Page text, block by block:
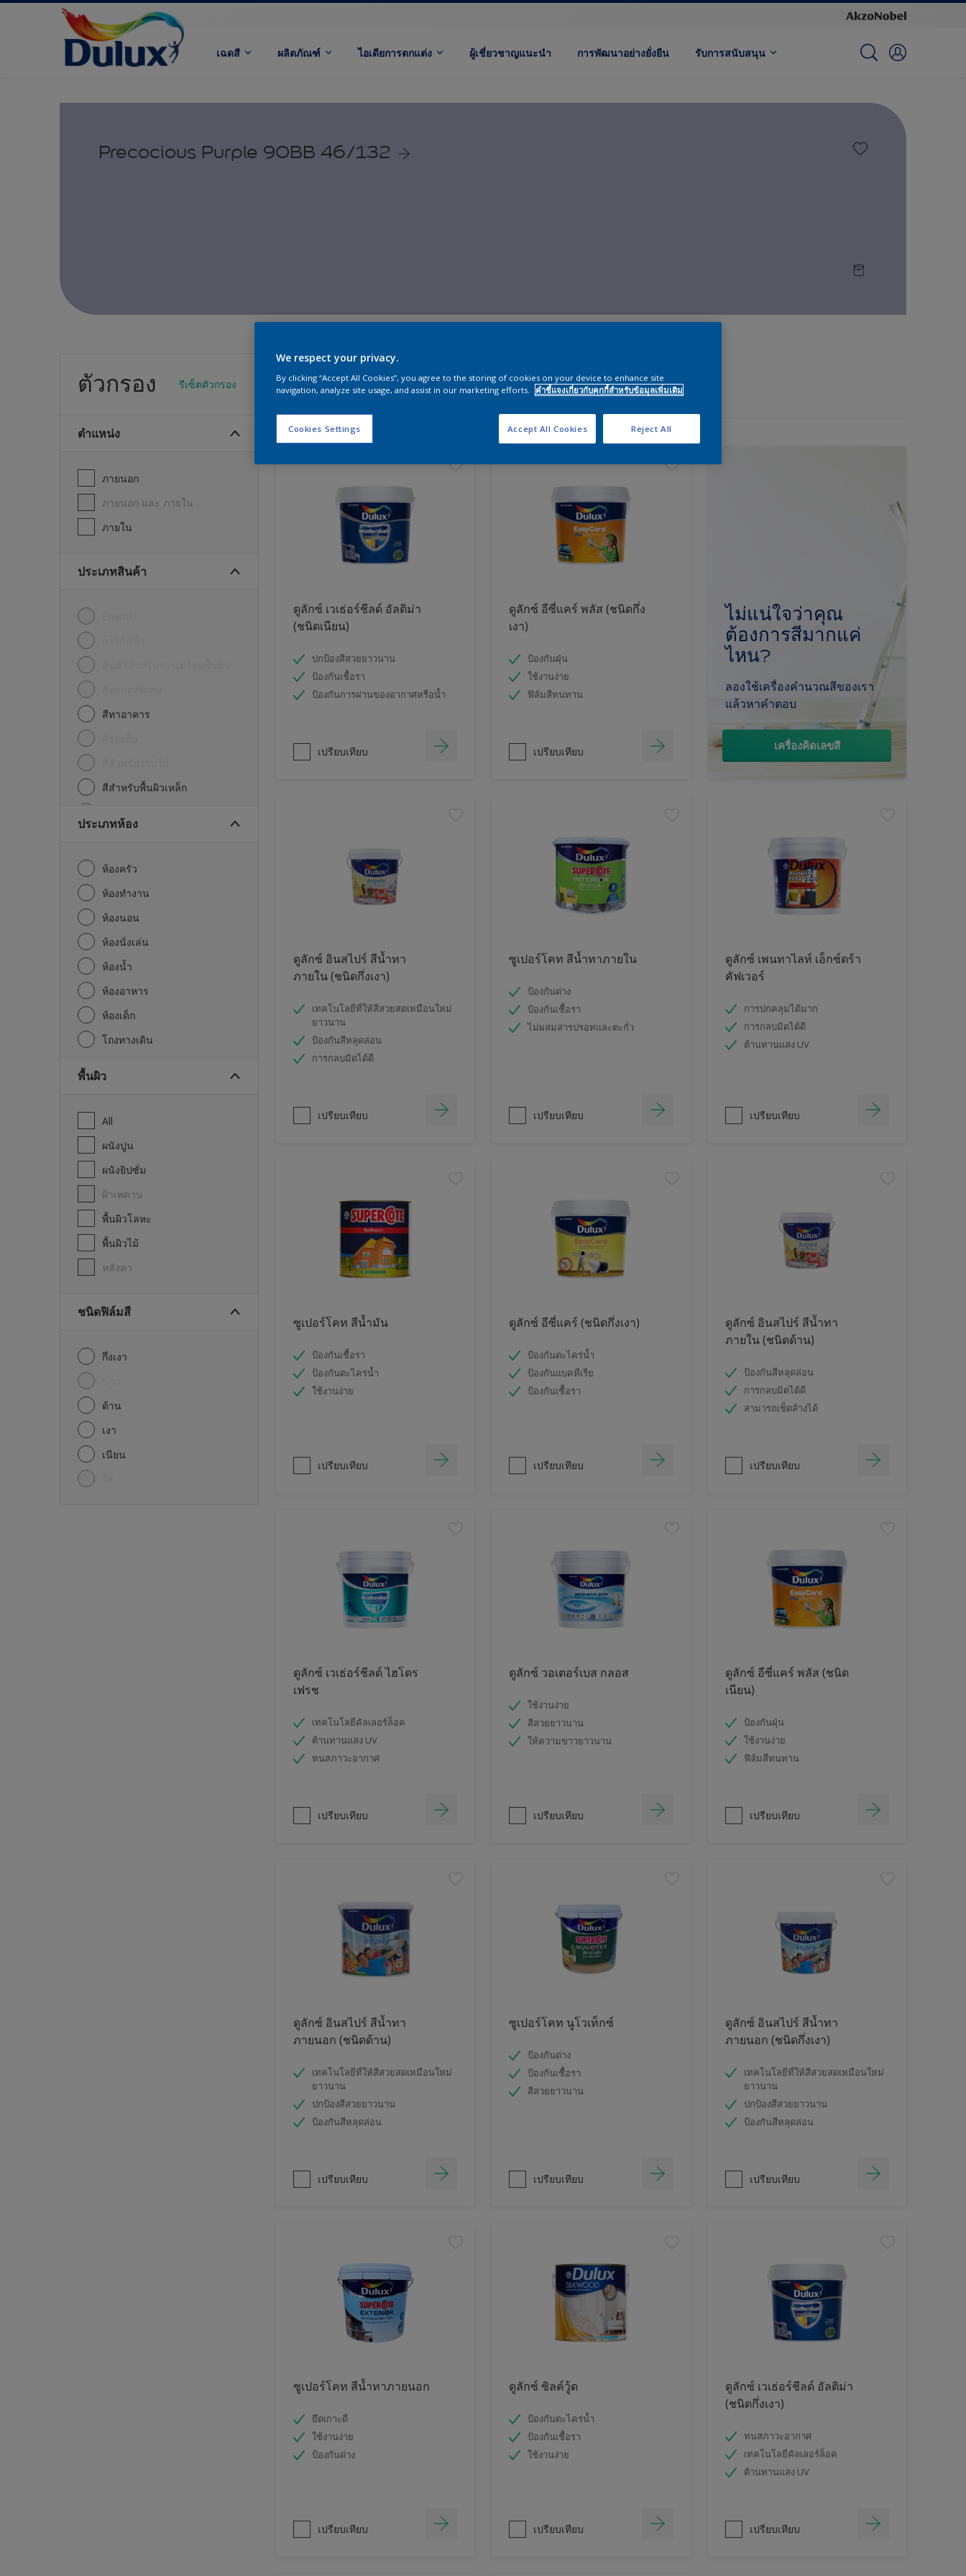
เฉดสี ผลิตภัณฑ์ ไอเดียการตกแต่ง ผู้เชี่ยวชาญแนะนำ การพัฒนาอย่างยั่งยืน รับการสนับสนุน
Precocious Purple 90BB 46/132
ตัวกรอง รีเซ็ตตัวกรอง
ตำแหน่ง
ภายนอก
ภายนอก และ ภายใน
ภายใน
ประเภทสินค้า
สีทาอาคาร
สีสำหรับพื้นผิวเหล็ก
ประเภทห้อง
ห้องครัว
ห้องทำงาน
ห้องนอน
ห้องนั่งเล่น
ห้องน้ำ
ห้องอาหาร
ห้องเด็ก
โถงทางเดิน
พื้นผิว
All
ผนังปูน
ผนังยิปซั่ม
ฝ้าเพดาน
พื้นผิวโลหะ
พื้นผิวไม้
หลังคา
ชนิดฟิล์มสี
กึ่งเงา
ด้าน
เงา
เนียน
สีทาผนังและสีห้องนอน
ดูลักซ์ เวเธ่อร์ชีลด์ อัลติม่า
(ชนิดเนียน)
ปกป้องสีสวยยาวนาน
ป้องกันเชื้อรา
ป้องกันการผ่านของอากาศหรือน้ำ
เปรียบเทียบ
ดูลักซ์ อีซี่แคร์ พลัส (ชนิดกึ่ง
เงา)
ป้องกันฝุ่น
ใช้งานง่าย
ฟิล์มสีทนทาน
เปรียบเทียบ
ไม่แน่ใจว่าคุณ
ต้องการสีมากแค่
ไหน?
ลองใช้เครื่องคำนวณสีของเรา
แล้วหาคำตอบ
เครื่องคิดเลขสี
ดูลักซ์ อินสไปร์ สีน้ำทา
ภายใน (ชนิดกึ่งเงา)
เทคโนโลยีที่ให้สีสวยสดเหมือนใหม่
ยาวนาน
ป้องกันสีหลุดล่อน
การกลบมิดได้ดี
เปรียบเทียบ
ซูเปอร์โคท สีน้ำทาภายใน
ป้องกันด่าง
ป้องกันเชื้อรา
ไม่ผสมสารปรอทและตะกั่ว
เปรียบเทียบ
ดูลักซ์ เพนทาไลท์ เอ็กซ์ตร้า
คัฟเวอร์
การปกคลุมได้มาก
การกลบมิดได้ดี
ต้านทานแสง UV
เปรียบเทียบ
ซูเปอร์โคท สีน้ำมัน
ป้องกันเชื้อรา
ป้องกันตะไคร่น้ำ
ใช้งานง่าย
เปรียบเทียบ
ดูลักซ์ อีซี่แคร์ (ชนิดกึ่งเงา)
ป้องกันตะไคร่น้ำ
ป้องกันแบคทีเรีย
ป้องกันเชื้อรา
เปรียบเทียบ
ดูลักซ์ อินสไปร์ สีน้ำทา
ภายใน (ชนิดด้าน)
ป้องกันสีหลุดล่อน
การกลบมิดได้ดี
สามารถเช็ดล้างได้
เปรียบเทียบ
ดูลักซ์ เวเธ่อร์ชีลด์ ไฮโดร
เฟรช
เทคโนโลยีคัลเลอร์ล็อค
ต้านทานแสง UV
ทนสภาวะอากาศ
เปรียบเทียบ
ดูลักซ์ วอเตอร์เบส กลอส
ใช้งานง่าย
สีสวยยาวนาน
ให้ความขาวยาวนาน
เปรียบเทียบ
ดูลักซ์ อีซี่แคร์ พลัส (ชนิด
เนียน)
ป้องกันฝุ่น
ใช้งานง่าย
ฟิล์มสีทนทาน
เปรียบเทียบ
ดูลักซ์ อินสไปร์ สีน้ำทา
ภายนอก (ชนิดด้าน)
เทคโนโลยีที่ให้สีสวยสดเหมือนใหม่
ยาวนาน
ปกป้องสีสวยยาวนาน
ป้องกันสีหลุดล่อน
เปรียบเทียบ
ซูเปอร์โคท นูโวเท็กซ์
ป้องกันด่าง
ป้องกันเชื้อรา
สีสวยยาวนาน
เปรียบเทียบ
ดูลักซ์ อินสไปร์ สีน้ำทา
ภายนอก (ชนิดกึ่งเงา)
เทคโนโลยีที่ให้สีสวยสดเหมือนใหม่
ยาวนาน
ปกป้องสีสวยยาวนาน
ป้องกันสีหลุดล่อน
เปรียบเทียบ
ซูเปอร์โคท สีน้ำทาภายนอก
ยึดเกาะดี
ใช้งานง่าย
ป้องกันด่าง
เปรียบเทียบ
ดูลักซ์ ซิลค์วู้ด
ป้องกันตะไคร่น้ำ
ป้องกันเชื้อรา
ใช้งานง่าย
เปรียบเทียบ
ดูลักซ์ เวเธ่อร์ชีลด์ อัลติม่า
(ชนิดกึ่งเงา)
ทนสภาวะอากาศ
เทคโนโลยีคัลเลอร์ล็อค
ต้านทานแสง UV
เปรียบเทียบ
We respect your privacy.
By clicking “Accept All Cookies”, you agree to the storing of cookies on your device to enhance site
navigation, analyze site usage, and assist in our marketing efforts.
คำชี้แจงเกี่ยวกับคุกกี้สำหรับข้อมูลเพิ่มเติม
Cookies Settings Reject All
Accept All Cookies